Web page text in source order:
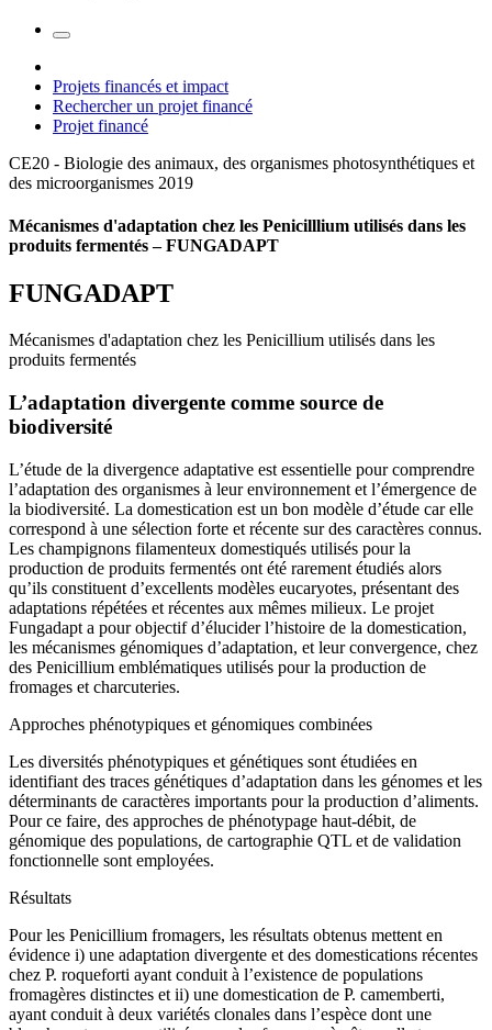
Projets financés et impact
Rechercher un projet financé
Projet financé
CE20 - Biologie des animaux, des organismes photosynthétiques et
des microorganismes 2019
Mécanismes d'adaptation chez les Penicilllium utilisés dans les
produits fermentés – FUNGADAPT
FUNGADAPT
Mécanismes d'adaptation chez les Penicillium utilisés dans les
produits fermentés
L’adaptation divergente comme source de
biodiversité
L’étude de la divergence adaptative est essentielle pour comprendre
l’adaptation des organismes à leur environnement et l’émergence de
la biodiversité. La domestication est un bon modèle d’étude car elle
correspond à une sélection forte et récente sur des caractères connus.
Les champignons filamenteux domestiqués utilisés pour la
production de produits fermentés ont été rarement étudiés alors
qu’ils constituent d’excellents modèles eucaryotes, présentant des
adaptations répétées et récentes aux mêmes milieux. Le projet
Fungadapt a pour objectif d’élucider l’histoire de la domestication,
les mécanismes génomiques d’adaptation, et leur convergence, chez
des Penicillium emblématiques utilisés pour la production de
fromages et charcuteries.
Approches phénotypiques et génomiques combinées
Les diversités phénotypiques et génétiques sont étudiées en
identifiant des traces génétiques d’adaptation dans les génomes et les
déterminants de caractères importants pour la production d’aliments.
Pour ce faire, des approches de phénotypage haut-débit, de
génomique des populations, de cartographie QTL et de validation
fonctionnelle sont employées.
Résultats
Pour les Penicillium fromagers, les résultats obtenus mettent en
évidence i) une adaptation divergente et des domestications récentes
chez P. roqueforti ayant conduit à l’existence de populations
fromagères distinctes et ii) une domestication de P. camemberti,
ayant conduit à deux variétés clonales dans l’espèce dont une